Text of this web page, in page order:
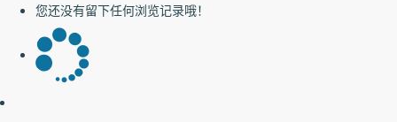
您还没有留下任何浏览记录哦！